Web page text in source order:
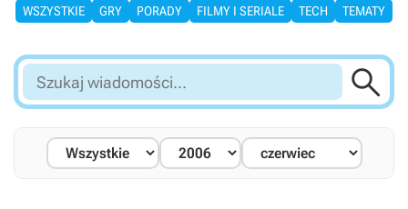
WSZYSTKIE GRY PORADY FILMY I SERIALE TECH TEMATY
Szukaj
wiadomości...
